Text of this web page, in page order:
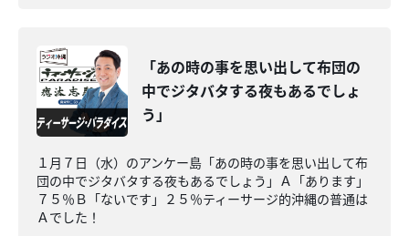
「あの時の事を思い出して布団の
中でジタバタする夜もあるでしょ
う」
１月７日（水）のアンケー島「あの時の事を思い出して布
団の中でジタバタする夜もあるでしょう」Ａ「あります」
７５％Ｂ「ないです」２５％ティーサージ的沖縄の普通は
Ａでした！